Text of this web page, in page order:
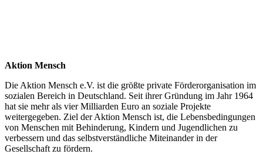
Aktion Mensch
Die Aktion Mensch e.V. ist die größte private Förderorganisation im
sozialen Bereich in Deutschland. Seit ihrer Gründung im Jahr 1964
hat sie mehr als vier Milliarden Euro an soziale Projekte
weitergegeben. Ziel der Aktion Mensch ist, die Lebensbedingungen
von Menschen mit Behinderung, Kindern und Jugendlichen zu
verbessern und das selbstverständliche Miteinander in der
Gesellschaft zu fördern.